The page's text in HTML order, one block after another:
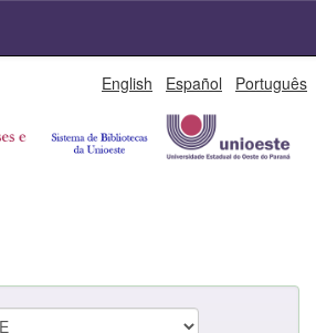
English Español Português